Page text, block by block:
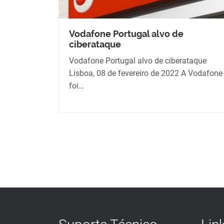
Vodafone Portugal alvo de
ciberataque
Vodafone Portugal alvo de ciberataque
Lisboa, 08 de fevereiro de 2022 A Vodafone
foi…